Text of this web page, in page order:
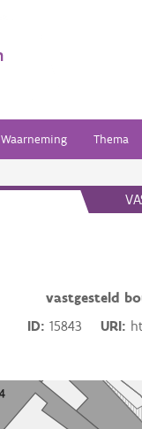
Waarneming Thema
vastgesteld
ID
15843 URI